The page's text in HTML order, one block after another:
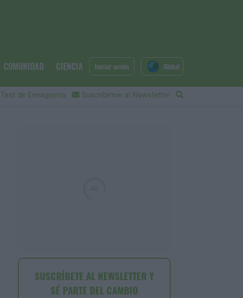
COMUNIDAD CIENCIA
Test de Eneagrama Suscribirme al Newsletter
Iniciar sesión Global
SUSCRÍBETE AL NEWSLETTER Y
SÉ PARTE DEL CAMBIO